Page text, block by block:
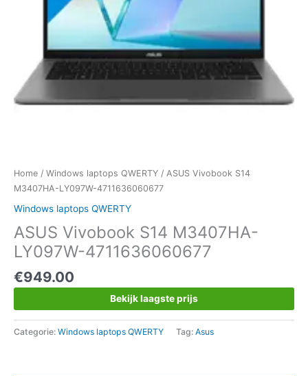
Home / Windows laptops QWERTY / ASUS Vivobook S14
M3407HA-LY097W-4711636060677
Windows laptops QWERTY
ASUS Vivobook S14 M3407HA-
LY097W-4711636060677
€949.00
Bekijk laagste prijs
Categorie: Windows laptops QWERTY Tag: Asus